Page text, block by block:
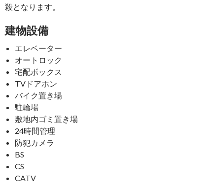
殺となります。
建物設備
エレベーター
オートロック
宅配ボックス
TVドアホン
バイク置き場
駐輪場
敷地内ゴミ置き場
24時間管理
防犯カメラ
BS
CS
CATV